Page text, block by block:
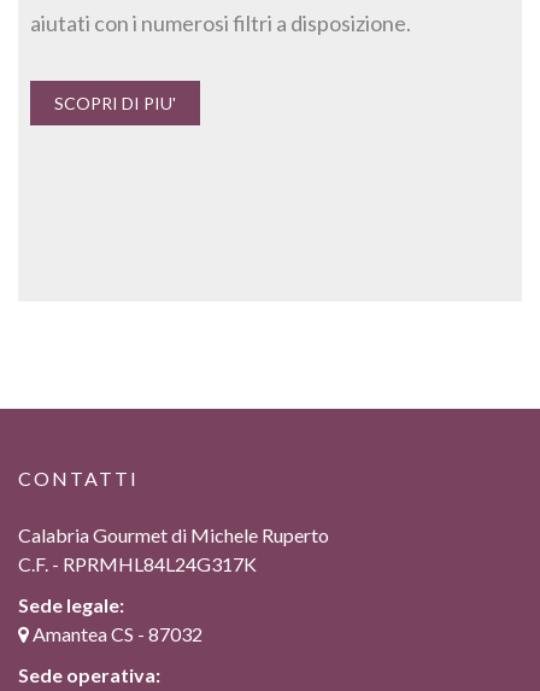
aiutati con i numerosi filtri a disposizione.
SCOPRI DI PIU'
CONTATTI
Calabria Gourmet di Michele Ruperto
C.F. - RPRMHL84L24G317K
Sede legale:
Amantea CS - 87032
Sede operativa: